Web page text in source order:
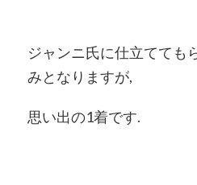
ジャンニ氏に仕立てても
みとなりますが,
思い出の1着です.